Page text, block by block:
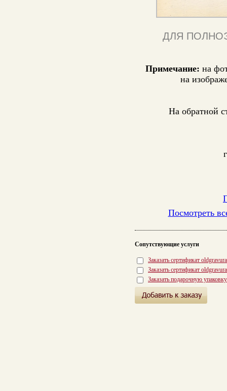
ДЛЯ
Примечание: на
на
На обратной
Посмотреть
Сопутствующие услуги
Заказать сертификат
Заказать сертификат
Заказать подарочную